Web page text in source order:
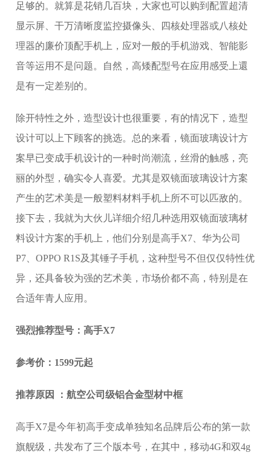
足够的。就算是花销几百块，大家也可以购到配置超清
显示屏、干万清晰度监控摄像头、四核处理器或八核处
理器的廉价顶配手机上，应对一般的手机游戏、智能影
音等运用不是问题。自然，高矮配型号在应用感受上還
是有一定差别的。
除开特性之外，造型设计也很重要，有的情况下，造型
设计可以上下顾客的挑选。总的来看，镜面玻璃设计方
案早已变成手机设计的一种时尚潮流，丝滑的触感，亮
丽的外型，确实令人喜爱。尤其是双镜面玻璃设计方案
产生的艺术美是一般塑料材料手机上所不可以匹敌的。
接下去，我就为大伙儿详细介绍几种选用双镜面玻璃材
料设计方案的手机上，他们分别是高手X7、华为公司
P7、OPPO R1S及其锤子手机，这种型号不但仅仅特性优
异，还具备较为强的艺术美，市场价都不高，特别是在
合适年青人应用。
强烈推荐型号：高手X7
参考价：1599元起
推荐原因 ：航空公司级铝合金型材中框
高手X7是今年初高手变成单独知名品牌后公布的第一款
旗舰级，共发布了三个版本号，在其中，移动4G和双4g